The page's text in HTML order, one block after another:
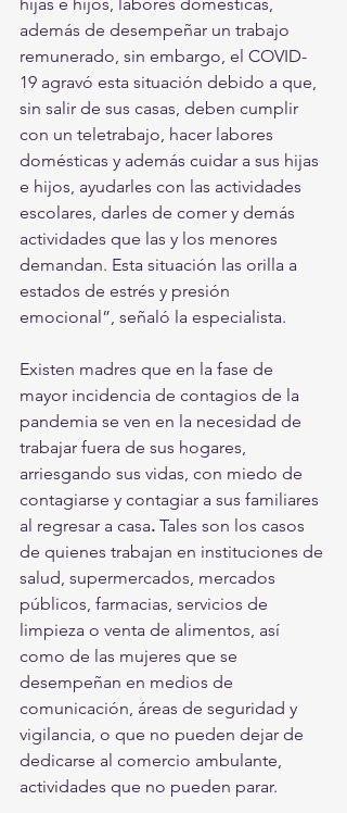
además de desempeñar un trabajo
remunerado, sin embargo, el COVID-
19 agravó esta situación debido a que,
sin salir de sus casas, deben cumplir
con un teletrabajo, hacer labores
domésticas y además cuidar a sus hijas
e hijos, ayudarles con las actividades
escolares, darles de comer y demás
actividades que las y los menores
demandan. Esta situación las orilla a
estados de estrés y presión
emocional”, señaló la especialista.
Existen madres que en la fase de
mayor incidencia de contagios de la
pandemia se ven en la necesidad de
trabajar fuera de sus hogares,
arriesgando sus vidas, con miedo de
contagiarse y contagiar a sus familiares
al regresar a casa. Tales son los casos
de quienes trabajan en instituciones de
salud, supermercados, mercados
públicos, farmacias, servicios de
limpieza o venta de alimentos, así
como de las mujeres que se
desempeñan en medios de
comunicación, áreas de seguridad y
vigilancia, o que no pueden dejar de
dedicarse al comercio ambulante,
actividades que no pueden parar.